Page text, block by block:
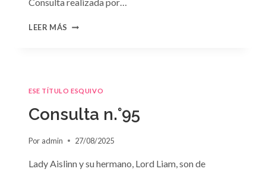
LEER MÁS CONSULTA
ESE TÍTULO ESQUIVO
Consulta n.°95
Por admin 27/08/2025
Lady Aislinn y su hermano, Lord Liam, son de